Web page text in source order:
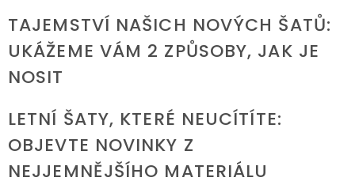
TAJEMSTVÍ NAŠICH NOVÝCH ŠATŮ:
UKÁŽEME VÁM 2 ZPŮSOBY, JAK JE
NOSIT
LETNÍ ŠATY, KTERÉ NEUCÍTÍTE:
OBJEVTE NOVINKY Z
NEJJEMNĚJŠÍHO MATERIÁLU